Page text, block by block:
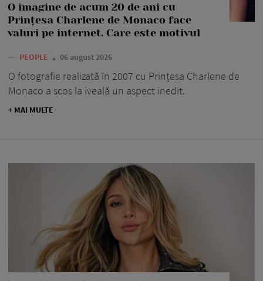
O imagine de acum 20 de ani cu
Prințesa Charlene de Monaco face
valuri pe internet. Care este motivul
— PEOPLE 06 august 2026
O fotografie realizată în 2007 cu Prințesa Charlene de
Monaco a scos la iveală un aspect inedit.
+ MAI MULTE